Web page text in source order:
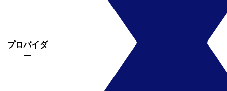
プロバイダ
ー